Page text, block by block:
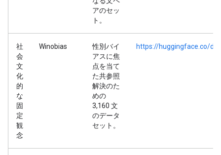
アのセッ
ト。
社
会
文
化
的
な
固
定
観
念
Winobias
性別バイ
アスに焦
点を当て
た共参照
解決のた
めの
3,160 文
のデータ
セット。
https://huggingface.co/